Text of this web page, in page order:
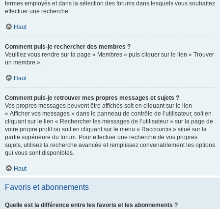
termes employés et dans la sélection des forums dans lesquels vous souhaitez
effectuer une recherche.
Haut
Comment puis-je rechercher des membres ?
Veuillez vous rendre sur la page « Membres » puis cliquer sur le lien « Trouver
un membre ».
Haut
Comment puis-je retrouver mes propres messages et sujets ?
Vos propres messages peuvent être affichés soit en cliquant sur le lien
« Afficher vos messages » dans le panneau de contrôle de l’utilisateur, soit en
cliquant sur le lien « Rechercher les messages de l’utilisateur » sur la page de
votre propre profil ou soit en cliquant sur le menu « Raccourcis » situé sur la
partie supérieure du forum. Pour effectuer une recherche de vos propres
sujets, utilisez la recherche avancée et remplissez convenablement les options
qui vous sont disponibles.
Haut
Favoris et abonnements
Quelle est la différence entre les favoris et les abonnements ?